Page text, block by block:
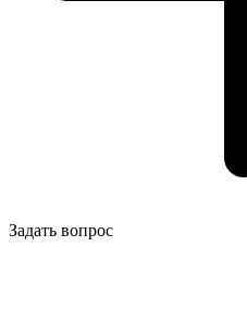
Задать вопрос